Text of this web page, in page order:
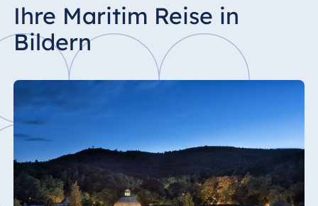
Ihre Maritim Reise in
Bildern